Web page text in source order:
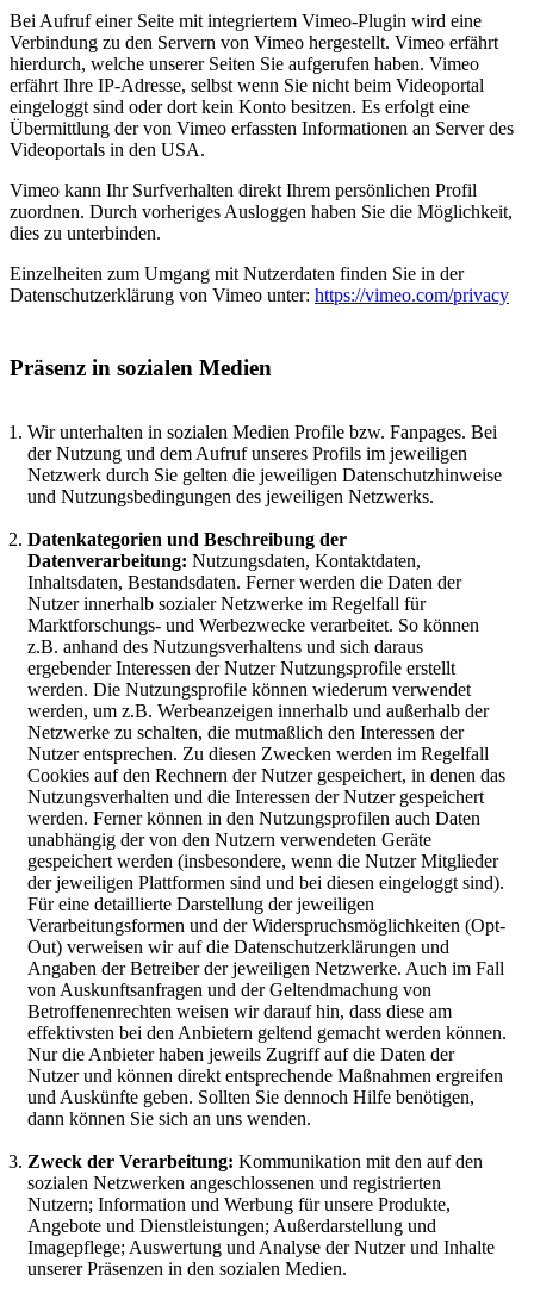
Bei Aufruf einer Seite mit integriertem Vimeo-Plugin wird eine
Verbindung zu den Servern von Vimeo hergestellt. Vimeo erfährt
hierdurch, welche unserer Seiten Sie aufgerufen haben. Vimeo
erfährt Ihre IP-Adresse, selbst wenn Sie nicht beim Videoportal
eingeloggt sind oder dort kein Konto besitzen. Es erfolgt eine
Übermittlung der von Vimeo erfassten Informationen an Server des
Videoportals in den USA.
Vimeo kann Ihr Surfverhalten direkt Ihrem persönlichen Profil
zuordnen. Durch vorheriges Ausloggen haben Sie die Möglichkeit,
dies zu unterbinden.
Einzelheiten zum Umgang mit Nutzerdaten finden Sie in der
Datenschutzerklärung von Vimeo unter: https://vimeo.com/privacy
Präsenz in sozialen Medien
Wir unterhalten in sozialen Medien Profile bzw. Fanpages. Bei
der Nutzung und dem Aufruf unseres Profils im jeweiligen
Netzwerk durch Sie gelten die jeweiligen Datenschutzhinweise
und Nutzungsbedingungen des jeweiligen Netzwerks.
Datenkategorien und Beschreibung der
Datenverarbeitung: Nutzungsdaten, Kontaktdaten,
Inhaltsdaten, Bestandsdaten. Ferner werden die Daten der
Nutzer innerhalb sozialer Netzwerke im Regelfall für
Marktforschungs- und Werbezwecke verarbeitet. So können
z.B. anhand des Nutzungsverhaltens und sich daraus
ergebender Interessen der Nutzer Nutzungsprofile erstellt
werden. Die Nutzungsprofile können wiederum verwendet
werden, um z.B. Werbeanzeigen innerhalb und außerhalb der
Netzwerke zu schalten, die mutmaßlich den Interessen der
Nutzer entsprechen. Zu diesen Zwecken werden im Regelfall
Cookies auf den Rechnern der Nutzer gespeichert, in denen das
Nutzungsverhalten und die Interessen der Nutzer gespeichert
werden. Ferner können in den Nutzungsprofilen auch Daten
unabhängig der von den Nutzern verwendeten Geräte
gespeichert werden (insbesondere, wenn die Nutzer Mitglieder
der jeweiligen Plattformen sind und bei diesen eingeloggt sind).
Für eine detaillierte Darstellung der jeweiligen
Verarbeitungsformen und der Widerspruchsmöglichkeiten (Opt-
Out) verweisen wir auf die Datenschutzerklärungen und
Angaben der Betreiber der jeweiligen Netzwerke. Auch im Fall
von Auskunftsanfragen und der Geltendmachung von
Betroffenenrechten weisen wir darauf hin, dass diese am
effektivsten bei den Anbietern geltend gemacht werden können.
Nur die Anbieter haben jeweils Zugriff auf die Daten der
Nutzer und können direkt entsprechende Maßnahmen ergreifen
und Auskünfte geben. Sollten Sie dennoch Hilfe benötigen,
dann können Sie sich an uns wenden.
Zweck der Verarbeitung: Kommunikation mit den auf den
sozialen Netzwerken angeschlossenen und registrierten
Nutzern; Information und Werbung für unsere Produkte,
Angebote und Dienstleistungen; Außerdarstellung und
Imagepflege; Auswertung und Analyse der Nutzer und Inhalte
unserer Präsenzen in den sozialen Medien.